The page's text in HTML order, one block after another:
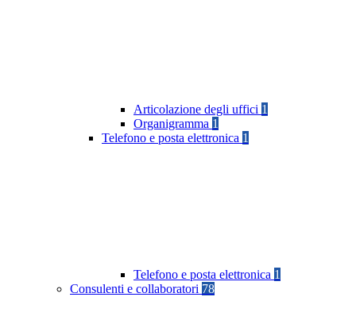
Articolazione degli uffici 1
Organigramma 1
Telefono e posta elettronica 1
Telefono e posta elettronica 1
Consulenti e collaboratori 78